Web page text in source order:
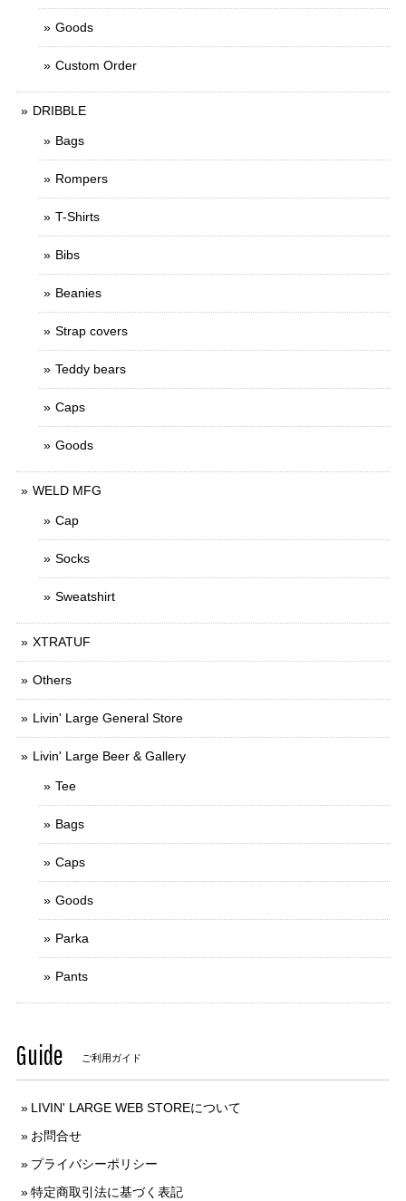
Goods
Custom Order
DRIBBLE
Bags
Rompers
T-Shirts
Bibs
Beanies
Strap covers
Teddy bears
Caps
Goods
WELD MFG
Cap
Socks
Sweatshirt
XTRATUF
Others
Livin' Large General Store
Livin' Large Beer & Gallery
Tee
Bags
Caps
Goods
Parka
Pants
Guide ご利用ガイド
LIVIN' LARGE WEB STOREについて
お問合せ
プライバシーポリシー
特定商取引法に基づく表記